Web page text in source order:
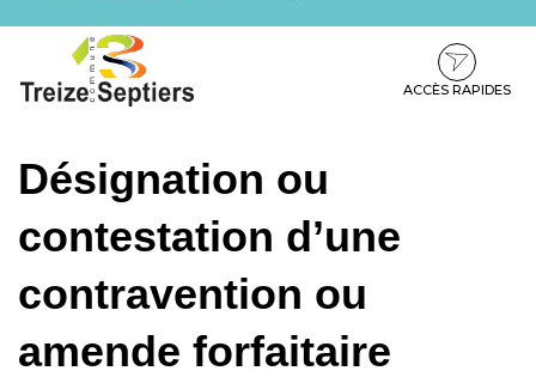
contenu
pied
ACCÈS RAPIDES
Désignation ou
contestation d’une
contravention ou
amende forfaitaire